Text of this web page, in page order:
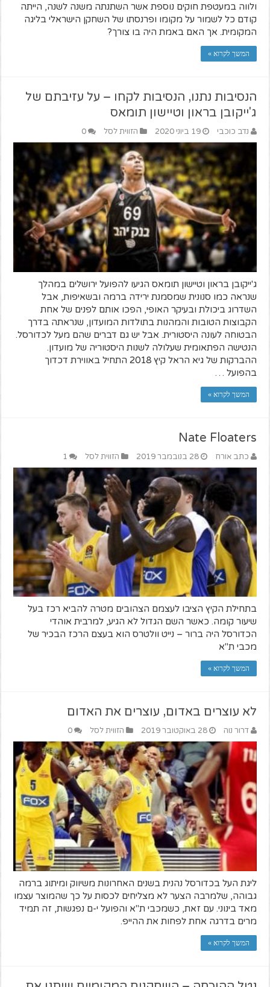
ולווה במעטפת חוקים נוספת אשר השתנתה משנה לשנה, הייתה
קודם כל לשמור על מקומו ופרנסתו של השחקן הישראלי בליגה
המקומית. אך האם באמת היה בו צורך?​
המשך לקרוא »
הנסיבות נתנו, הנסיבות לקחו – על עזיבתם של
ג'ייקובן בראון וטיישון תומאס
נדב כוכבי 19 ביוני 2020 הזווית לסל 0
ג'ייקובן בראון וטיישון תומאס הגיעו להפועל ירושלים במהלך
שנראה כמו סנונית שמסמנת ירידה ברמה ובשאיפות, אבל
השדרוג ביכולת ובעיקר האופי, הפכו אותם לפנים של אחת
הקבוצות הטובות והמהנות בתולדות המועדון, שנראתה בדרך
הבטוחה לעונה היסטורית. אבל יש גם דברים שהם מעל לכדורסל.
הנטישה הפתאומית שעלולה לשנות היסטוריה של מועדון.
ההברקות של גיא הראל קיץ 2018 התחיל באווירת דכדוך
בהפועל …
המשך לקרוא »
Nate Floaters
כתב אורח 28 בנובמבר 2019 הזווית לסל 1
בתחילת הקיץ הציבו לעצמם הצהובים מטרה להביא רכז בעל
שיעור קומה. כאשר השם הגדול לא הגיע, למרבית אוהדי
הכדורסל היה ברור – נייט וולטרס הוא בעצם הרכז הבכיר של
מכבי ת"א
המשך לקרוא »
לא עוצרים באדום, עוצרים את האדום
דרור נוה 28 באוקטובר 2019 הזווית לסל 0
ליגת העל בכדורסל נהנית בשנים האחרונות משיווק ומיתוג ברמה
גבוהה, שלמרבה הצער לא מצליחים לכסות על כך שהמוצר עצמו
מאד בינוני. עם זאת, כשמכבי ת"א והפועל י-ם נפגשות, זה תמיד
מרים בדרגה אחת לפחות את ההייפ.
המשך לקרוא »